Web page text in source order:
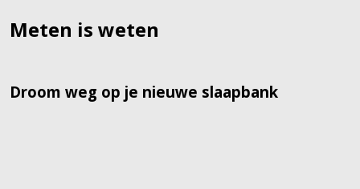
Meten is weten
Droom weg op je nieuwe slaapbank